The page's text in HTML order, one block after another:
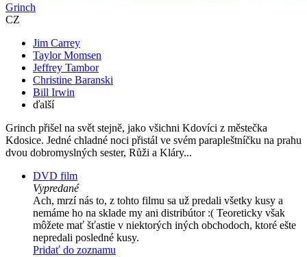
Grinch
CZ
Jim Carrey
Taylor Momsen
Jeffrey Tambor
Christine Baranski
Bill Irwin
ďalší
Grinch přišel na svět stejně, jako všichni Kdovíci z městečka
Kdosice. Jedné chladné noci přistál ve svém parapleštníčku na prahu
dvou dobromyslných sester, Růži a Kláry...
DVD film
Vypredané
Ach, mrzí nás to, z tohto filmu sa už predali všetky kusy a
nemáme ho na sklade my ani distribútor :( Teoreticky však
môžete mať šťastie v niektorých iných obchodoch, ktoré ešte
nepredali posledné kusy.
Pridať do zoznamu